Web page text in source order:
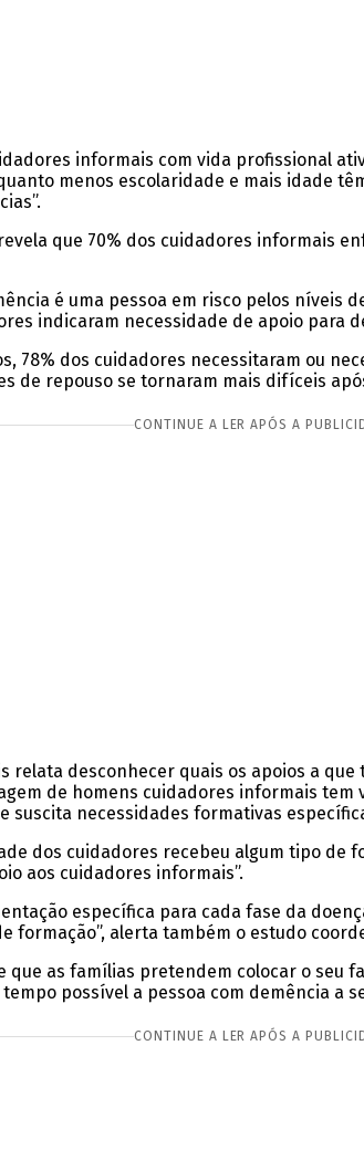
informais com vida profissional
menos escolaridade e mais idade
que 70% dos cuidadores informais
é uma pessoa em risco pelos níveis
indicaram necessidade de apoio para
78% dos cuidadores necessitaram ou
de repouso se tornaram mais difíceis
CONTINUE A LER APÓS A
relata desconhecer quais os apoios a
de homens cuidadores informais
suscita necessidades formativas
dos cuidadores recebeu algum tipo de
aos cuidadores informais”.
específica para cada fase da
formação”, alerta também o estudo
que as famílias pretendem colocar o
possível a pessoa com demência a
CONTINUE A LER APÓS A